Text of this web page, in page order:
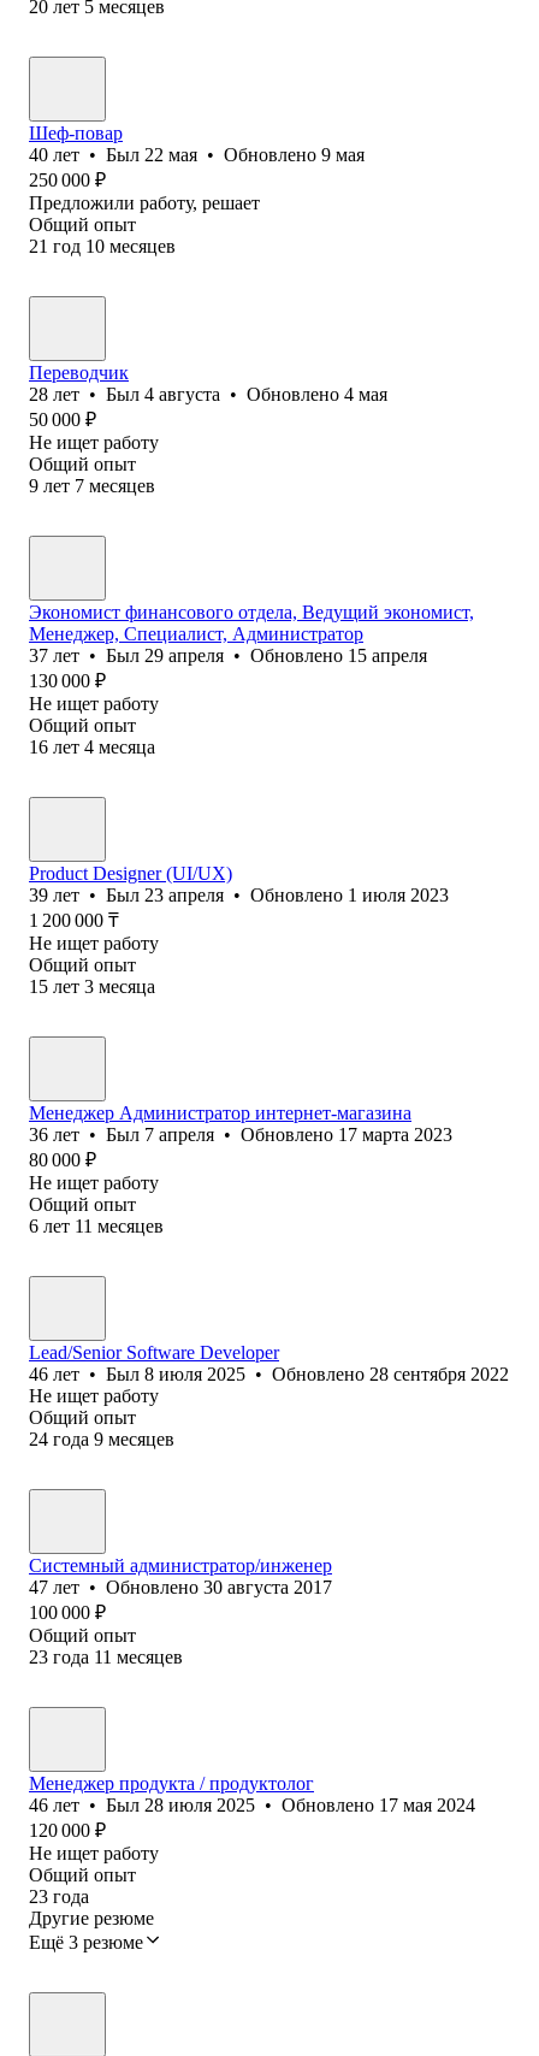
20 лет 5 месяцев
Шеф-повар
40 лет • Был 22 мая • Обновлено 9 мая
250 000 ₽
Предложили работу, решает
Общий опыт
21 год 10 месяцев
Переводчик
28 лет • Был 4 августа • Обновлено 4 мая
50 000 ₽
Не ищет работу
Общий опыт
9 лет 7 месяцев
Экономист финансового отдела, Ведущий экономист,
Менеджер, Специалист, Администратор
37 лет • Был 29 апреля • Обновлено 15 апреля
130 000 ₽
Не ищет работу
Общий опыт
16 лет 4 месяца
Product Designer (UI/UX)
39 лет • Был 23 апреля • Обновлено 1 июля 2023
1 200 000 ₸
Не ищет работу
Общий опыт
15 лет 3 месяца
Менеджер Администратор интернет-магазина
36 лет • Был 7 апреля • Обновлено 17 марта 2023
80 000 ₽
Не ищет работу
Общий опыт
6 лет 11 месяцев
Lead/Senior Software Developer
46 лет • Был 8 июля 2025 • Обновлено 28 сентября 2022
Не ищет работу
Общий опыт
24 года 9 месяцев
Системный администратор/инженер
47 лет • Обновлено 30 августа 2017
100 000 ₽
Общий опыт
23 года 11 месяцев
Менеджер продукта / продуктолог
46 лет • Был 28 июля 2025 • Обновлено 17 мая 2024
120 000 ₽
Не ищет работу
Общий опыт
23 года
Другие резюме
Ещё 3 резюме